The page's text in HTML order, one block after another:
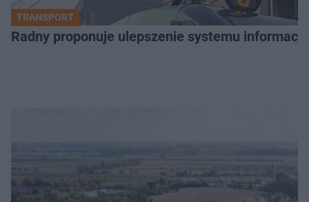
TRANSPORT
Radny proponuje ulepszenie systemu